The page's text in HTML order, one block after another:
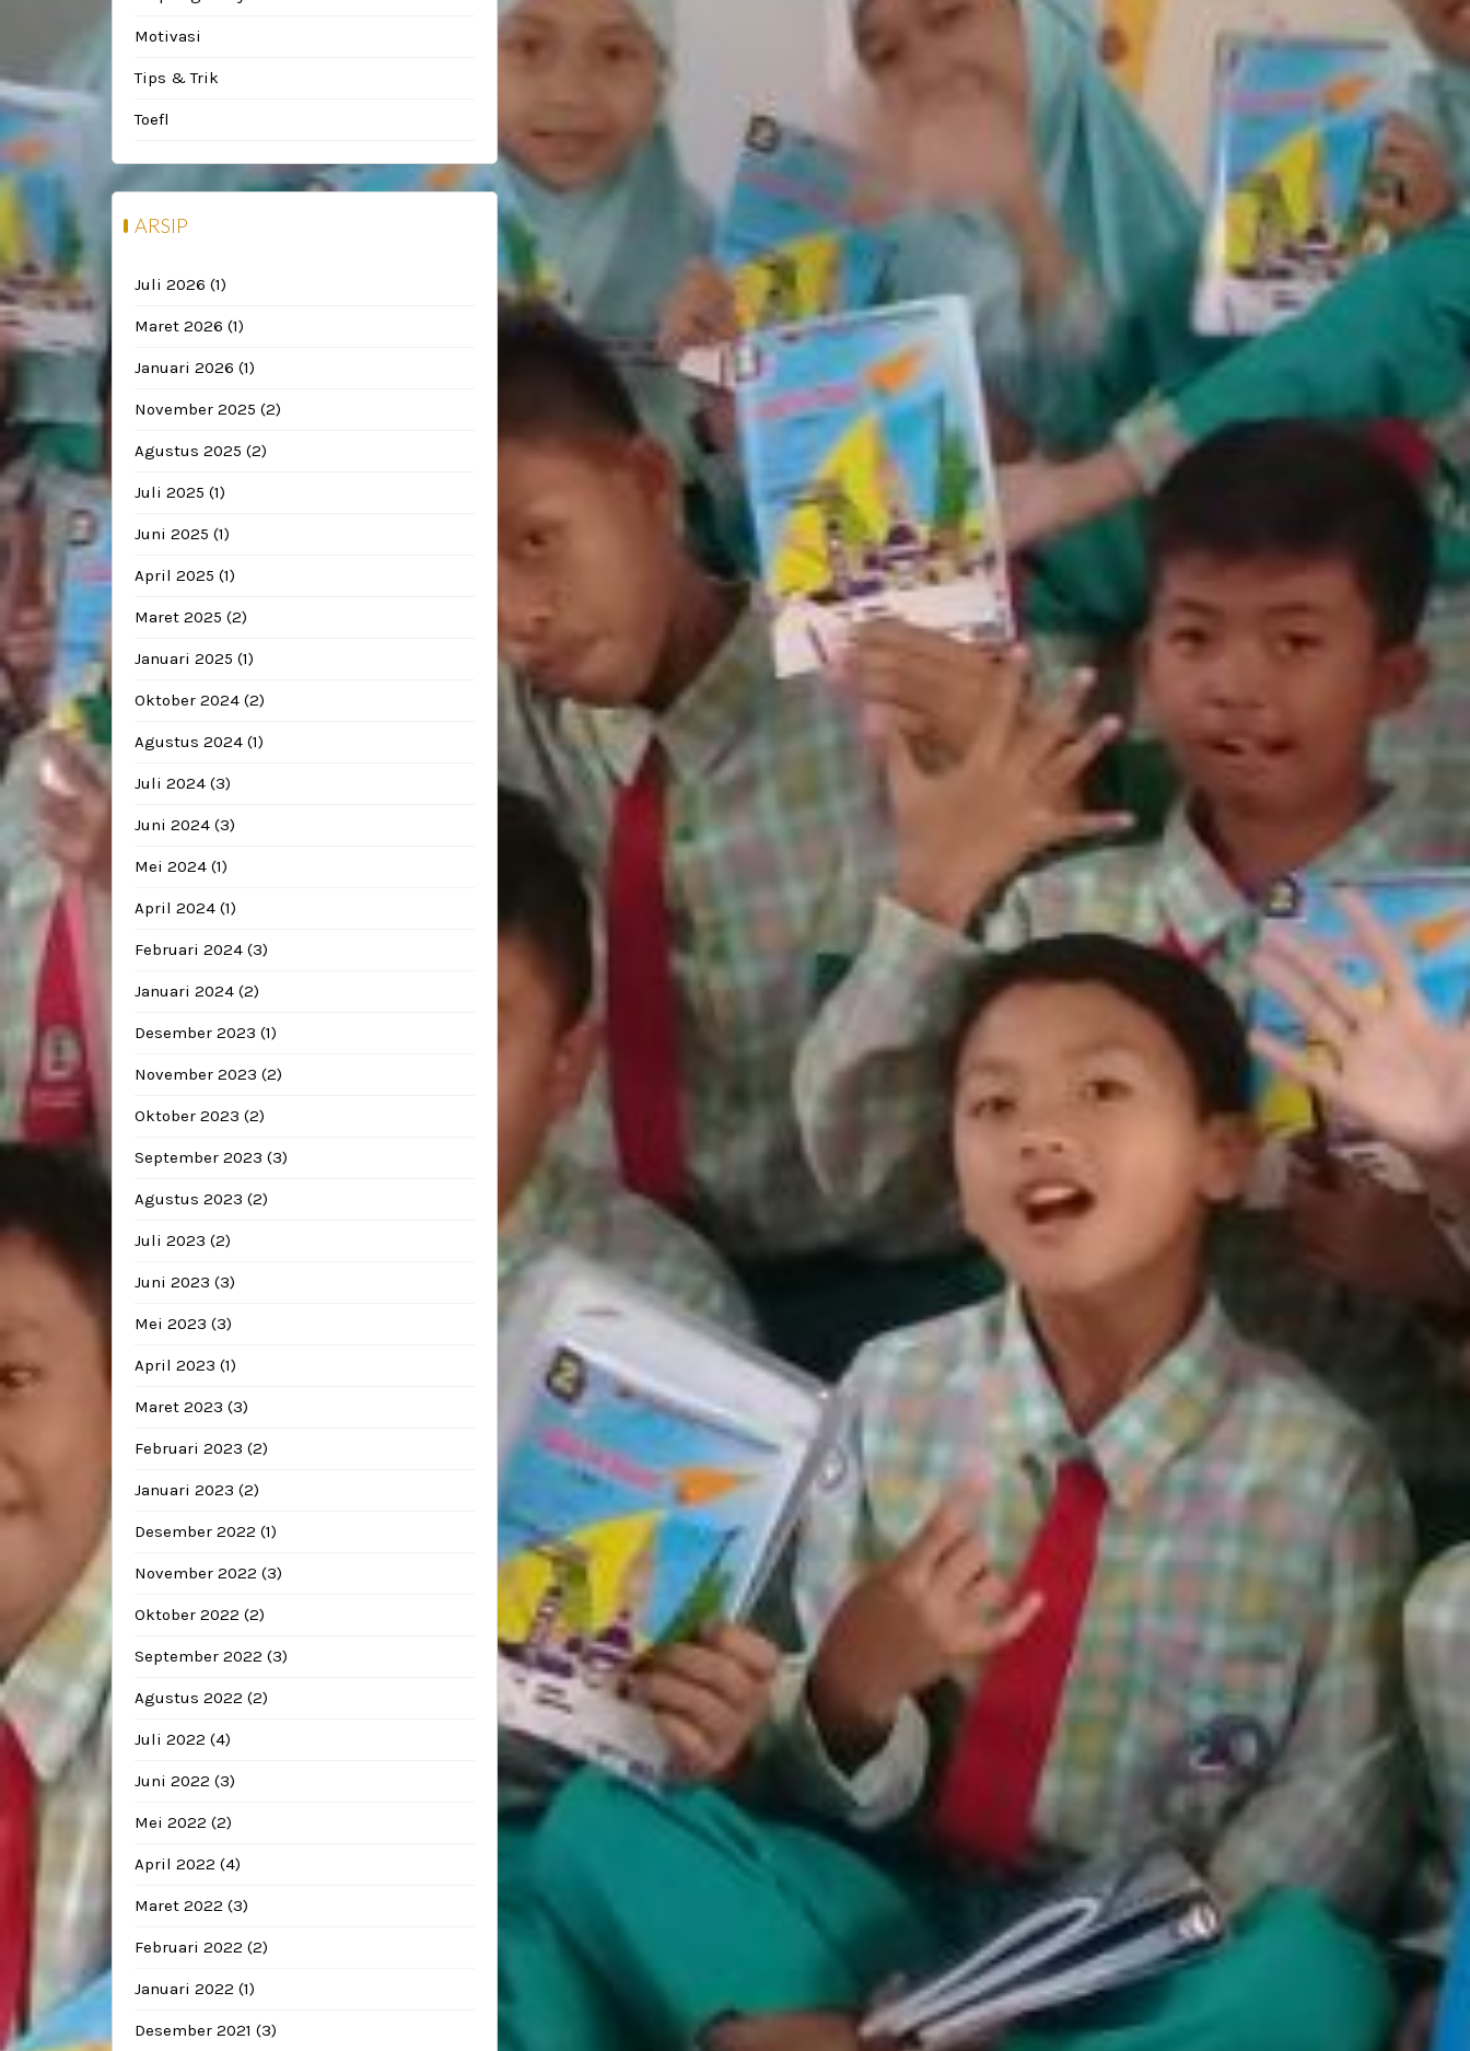
Motivasi
Tips & Trik
Toefl
ARSIP
Juli 2026 (1)
Maret 2026 (1)
Januari 2026 (1)
November 2025 (2)
Agustus 2025 (2)
Juli 2025 (1)
Juni 2025 (1)
April 2025 (1)
Maret 2025 (2)
Januari 2025 (1)
Oktober 2024 (2)
Agustus 2024 (1)
Juli 2024 (3)
Juni 2024 (3)
Mei 2024 (1)
April 2024 (1)
Februari 2024 (3)
Januari 2024 (2)
Desember 2023 (1)
November 2023 (2)
Oktober 2023 (2)
September 2023 (3)
Agustus 2023 (2)
Juli 2023 (2)
Juni 2023 (3)
Mei 2023 (3)
April 2023 (1)
Maret 2023 (3)
Februari 2023 (2)
Januari 2023 (2)
Desember 2022 (1)
November 2022 (3)
Oktober 2022 (2)
September 2022 (3)
Agustus 2022 (2)
Juli 2022 (4)
Juni 2022 (3)
Mei 2022 (2)
April 2022 (4)
Maret 2022 (3)
Februari 2022 (2)
Januari 2022 (1)
Desember 2021 (3)